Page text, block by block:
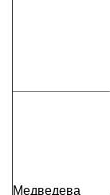
Медведева